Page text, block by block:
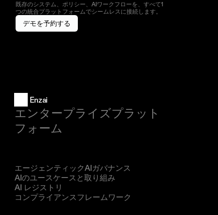
既存のシステム、ポリシー、AIワークフローを、すべて1
つの統合プラットフォームでシームレスに接続します。
デモを予約する
Enzai
エンタープライズプラット
フォーム
エージェンティックAIガバナンス
AIのユースケースと取り組み
AI レジストリ
コンプライアンスフレームワーク